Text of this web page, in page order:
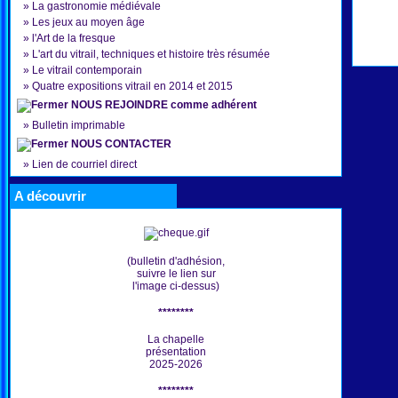
» La gastronomie médiévale
» Les jeux au moyen âge
» l'Art de la fresque
» L'art du vitrail, techniques et histoire très résumée
» Le vitrail contemporain
» Quatre expositions vitrail en 2014 et 2015
NOUS REJOINDRE comme adhérent
» Bulletin imprimable
NOUS CONTACTER
» Lien de courriel direct
A découvrir
(bulletin d'adhésion,
suivre le lien sur
l'image ci-dessus)
********
La chapelle
présentation
2025-2026
********